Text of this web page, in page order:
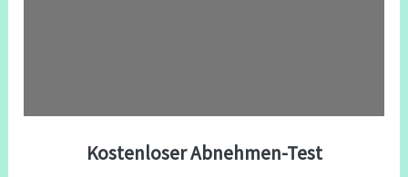
Kostenloser Abnehmen-Test